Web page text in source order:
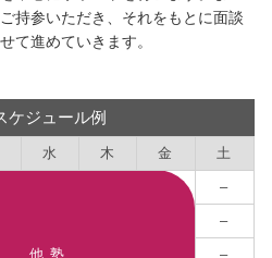
持参いただき、それをもとに面談
て進めていきます。
ケジュール例
水 木 金 土
他塾
–
–
–